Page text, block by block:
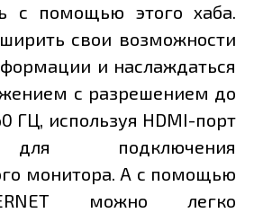
с помощью этого хаба.
свои возможности
и наслаждаться
с разрешением до
ГЦ, используя HDMI-порт
подключения
монитора. А с помощью
можно легко